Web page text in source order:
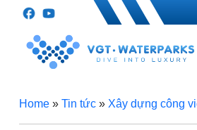
Home» Tin tức» Xây dựng công